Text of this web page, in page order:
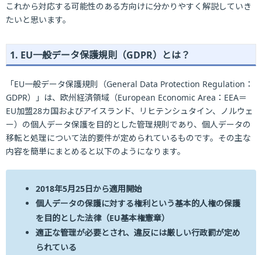
これから対応する可能性のある方向けに分かりやすく解説していき
たいと思います。
1. EU一般データ保護規則（GDPR）とは？
「EU一般データ保護規則（General Data Protection Regulation：
GDPR）」は、欧州経済領域（European Economic Area：EEA＝
EU加盟28カ国およびアイスランド、リヒテンシュタイン、ノルウェ
ー）の個人データ保護を目的とした管理規則であり、個人データの
移転と処理について法的要件が定められているものです。その主な
内容を簡単にまとめると以下のようになります。
2018年5月25日から適用開始
個人データの保護に対する権利という基本的人権の保護
を目的とした法律（EU基本権憲章）
適正な管理が必要とされ、違反には厳しい行政罰が定め
られている